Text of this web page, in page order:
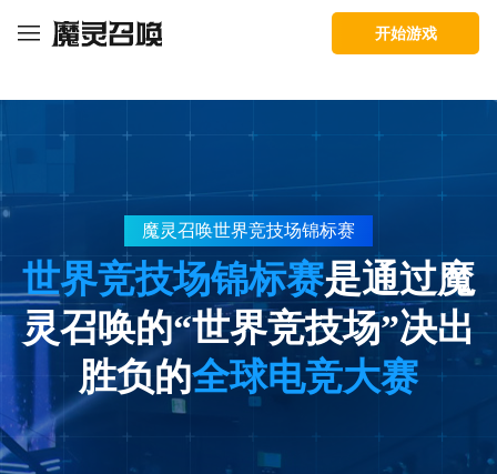
召
之
开始游戏
世
界
锦
标
魔灵召唤世界竞技场锦标赛
世界竞技场锦标赛是通过魔
灵召唤的“世界竞技场”决出
胜负的全球电竞大赛